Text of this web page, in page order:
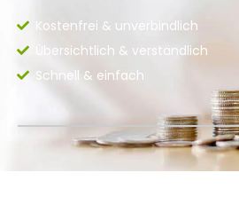
Kostenfrei & unverbindlich
Übersichtlich & verständlich
Schnell & einfach